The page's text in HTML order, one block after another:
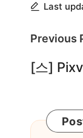
게
배
Last
Post
Previous
[스]